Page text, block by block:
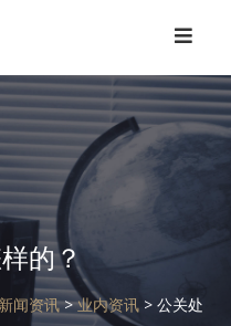
的？
新闻资讯>业内资讯 > 公关处